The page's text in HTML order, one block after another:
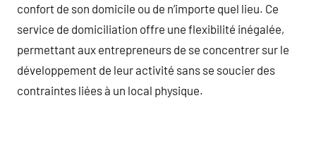
confort de son domicile ou de n’importe quel lieu. Ce
service de domiciliation offre une flexibilité inégalée,
permettant aux entrepreneurs de se concentrer sur le
développement de leur activité sans se soucier des
contraintes liées à un local physique.